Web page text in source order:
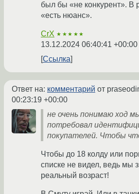
был бы «не конкурент». В
«есть нюанс».
CrX ★★★★★
13.12.2024 06:40:41 +00:00
Ссылка
Ответ на: комментарий от
00:23:19 +00:00
не очень понимаю ход
потребовал
покупателей. Чтобы
Чтобы до 18 колду или
списке не видел, ведь мы
реальный возраст!